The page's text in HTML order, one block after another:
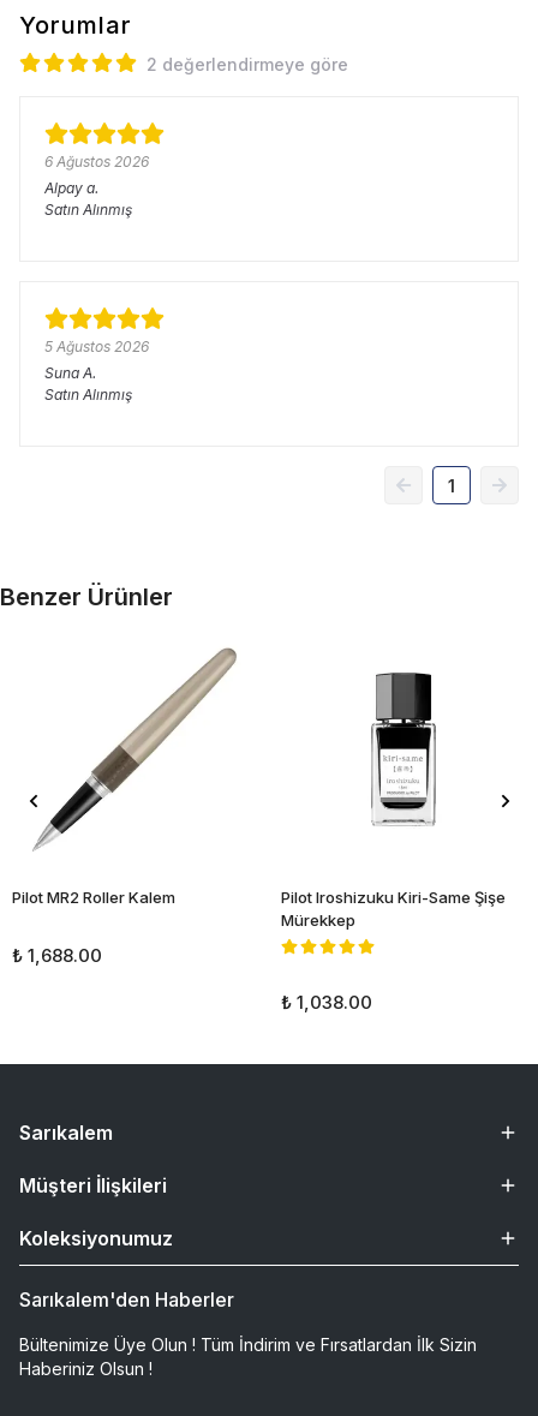
Yorumlar
2 değerlendirmeye göre
6 Ağustos 2026
Alpay a.
Satın Alınmış
5 Ağustos 2026
Suna A.
Satın Alınmış
1
Benzer Ürünler
Pilot MR2 Roller Kalem
₺ 1,688.00
Pilot Iroshizuku Kiri-Same Şişe
Mürekkep
₺ 1,038.00
Sarıkalem
Müşteri İlişkileri
Koleksiyonumuz
Sarıkalem'den Haberler
Bültenimize Üye Olun ! Tüm İndirim ve Fırsatlardan İlk Sizin
Haberiniz Olsun !